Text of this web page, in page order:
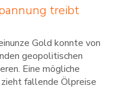
treibt
Gold konnte von
geopolitischen
Eine mögliche
fallende Ölpreise